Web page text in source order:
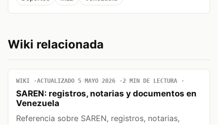
Wiki relacionada
WIKI ACTUALIZADO 5 MAYO 2026 2 MIN DE LECTURA
SAREN: registros, notarias y documentos en
Venezuela
Referencia sobre SAREN, registros, notarias,